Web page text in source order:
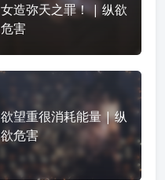
女造弥天之罪！ | 纵欲
危害
欲望重很消耗能量 | 纵
欲危害